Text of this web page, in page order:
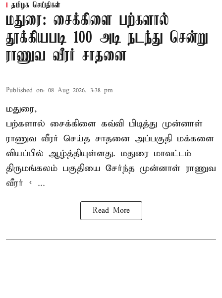
தமிழக செய்திகள்
மதுரை: சைக்கிளை பற்களால்
தூக்கியபடி 100 அடி நடந்து சென்று
ராணுவ வீரர் சாதனை
Published on: 08 Aug 2026, 3:38 pm
மதுரை,
பற்களால் சைக்கிளை கவ்வி பிடித்து முன்னாள்
ராணுவ வீரர் செய்த சாதனை அப்பகுதி மக்களை
வியப்பில் ஆழ்த்தியுள்ளது. மதுரை மாவட்டம்
திருமங்கலம் பகுதியை சேர்ந்த முன்னாள் ராணுவ
வீரர் < ...
Read More